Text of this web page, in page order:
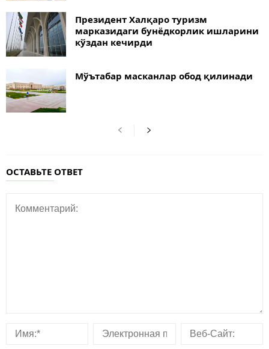
Президент Халқаро туризм
марказидаги бунёдкорлик ишларини
кўздан кечирди
Мўътабар масканлар обод қилинади
ОСТАВЬТЕ ОТВЕТ